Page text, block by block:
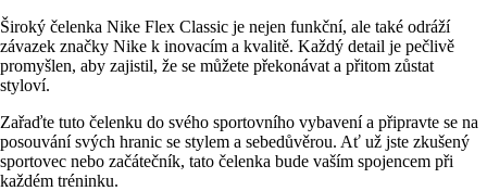
Široký čelenka Nike Flex Classic je nejen funkční, ale také odráží
závazek značky Nike k inovacím a kvalitě. Každý detail je pečlivě
promyšlen, aby zajistil, že se můžete překonávat a přitom zůstat
styloví.
Zařaďte tuto čelenku do svého sportovního vybavení a připravte se na
posouvání svých hranic se stylem a sebedůvěrou. Ať už jste zkušený
sportovec nebo začátečník, tato čelenka bude vaším spojencem při
každém tréninku.